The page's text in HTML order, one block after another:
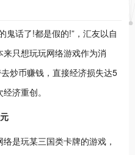
话了!都是假的!”，汇友以自
只想玩玩网络游戏作为消
炒币赚钱，直接经济损失达5
济重创。
是玩某三国类卡牌的游戏，